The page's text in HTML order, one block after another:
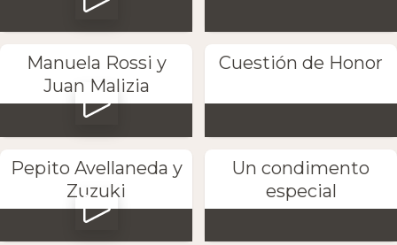
Manuela Rossi y
Juan Malizia
Cuestión de Honor
Pepito Avellaneda y
Zuzuki
Un condimento
especial